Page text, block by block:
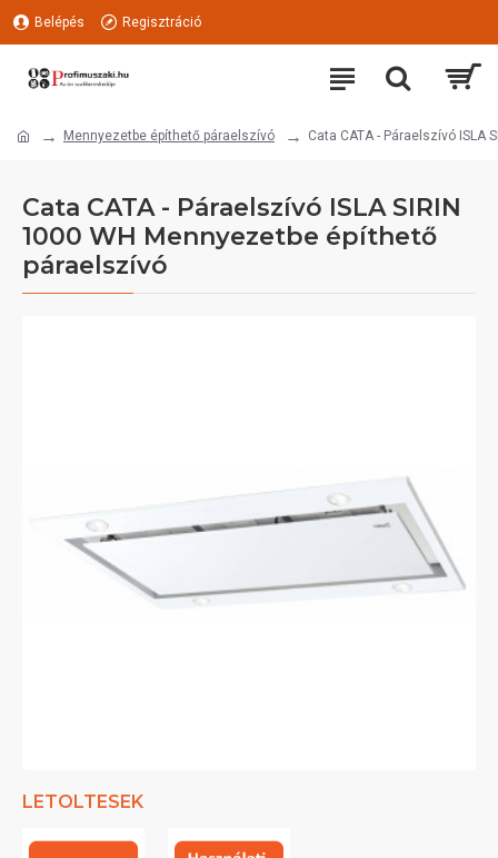
Belépés Regisztráció
Mennyezetbe építhető páraelszívó Cata CATA - Páraelszívó ISLA
Cata CATA - Páraelszívó ISLA SIRIN
1000 WH Mennyezetbe építhető
páraelszívó
LETOLTESEK